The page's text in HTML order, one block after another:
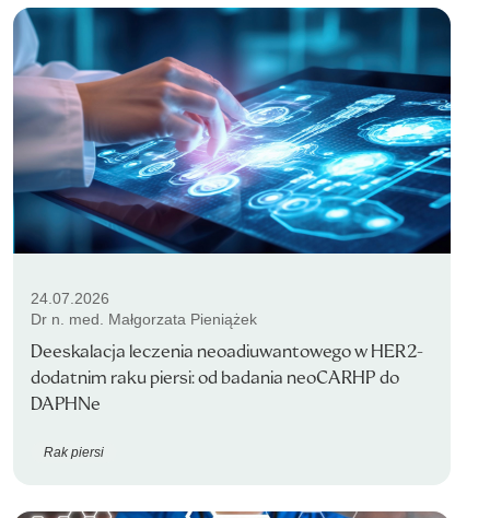
24.07.2026
Dr n. med. Małgorzata Pieniążek
Deeskalacja leczenia neoadiuwantowego w HER2-
dodatnim raku piersi: od badania neoCARHP do
DAPHNe
Rak piersi